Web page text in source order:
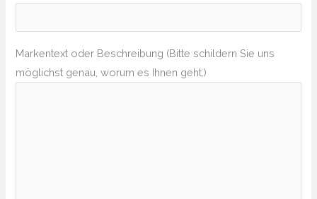
Markentext oder Beschreibung (Bitte schildern Sie uns
möglichst genau, worum es Ihnen geht.)